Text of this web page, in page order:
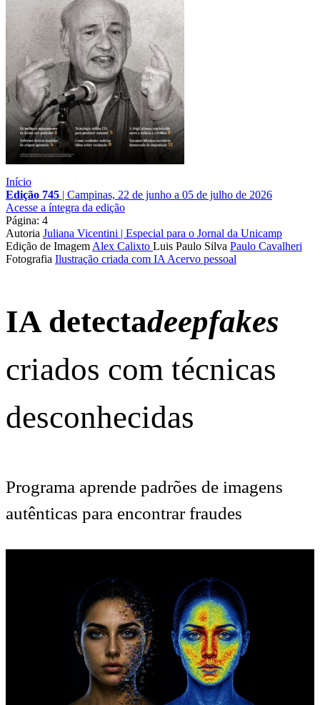
Início
Edição 745 | Campinas, 22 de junho a 05 de julho de 2026
Acesse a íntegra da edição
Página: 4
Autoria Juliana Vicentini | Especial para o Jornal da Unicamp
Edição de Imagem Alex Calixto Luis Paulo Silva Paulo Cavalheri
Fotografia Ilustração criada com IA Acervo pessoal
IA detectadeepfakes
criados com técnicas
desconhecidas
Programa aprende padrões de imagens
autênticas para encontrar fraudes